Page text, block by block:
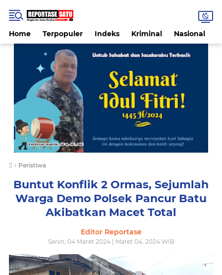
Home Terpopuler Indeks Kriminal Nasional
› Peristiwa
Buntut Konflik 2 Ormas, Sejumlah
Warga Demo Polsek Pancur Batu
Akibatkan Macet Total
Editor Reportase
Senin, 04 Maret 2024 | Maret 04, 2024 WIB